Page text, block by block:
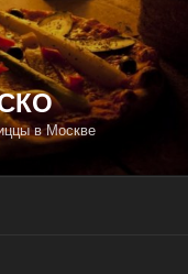
в Москве